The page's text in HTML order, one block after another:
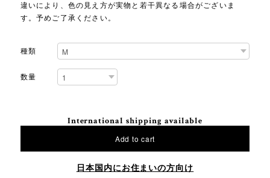
違いにより、色の見え方が実物と若干異なる場合がございま
す。予めご了承ください。
種類
数量
International shipping available
Add to cart
日本国内にお住まいの方向け